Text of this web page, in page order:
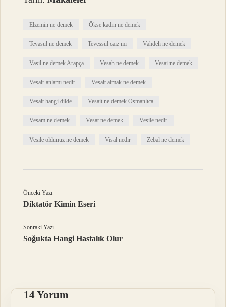
Elzemin ne demek Ökse kadın ne demek
Tevasul ne demek Tevessül caiz mi Vahdeh ne demek
Vasil ne demek Arapça Vesah ne demek Vesai ne demek
Vesair anlamı nedir Vesait almak ne demek
Vesait hangi dilde Vesait ne demek Osmanlıca
Vesam ne demek Vesat ne demek Vesile nedir
Vesile oldunuz ne demek Visal nedir Zebal ne demek
Önceki Yazı
Diktatör Kimin Eseri
Sonraki Yazı
Soğukta Hangi Hastalık Olur
14 Yorum